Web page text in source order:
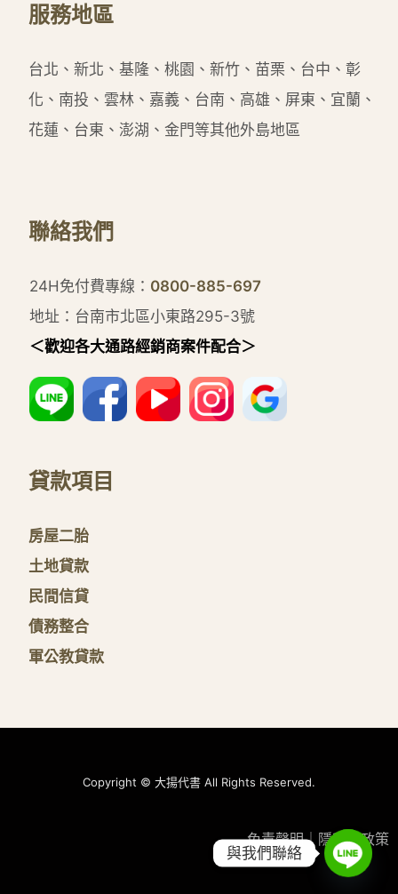
服務地區
台北、新北、基隆、桃園、新竹、苗栗、台中、彰
化、南投、雲林、嘉義、台南、高雄、屏東、宜蘭、
花蓮、台東、澎湖、金門等其他外島地區
聯絡我們
24H免付費專線： 0800-885-697
地址：台南市北區小東路295-3號
＜歡迎各大通路經銷商案件配合＞
貸款項目
房屋二胎
土地貸款
民間信貸
債務整合
軍公教貸款
Copyright © 大揚代書 All Rights Reserved.
免責聲明｜ 隱私權政策
與我們聯絡